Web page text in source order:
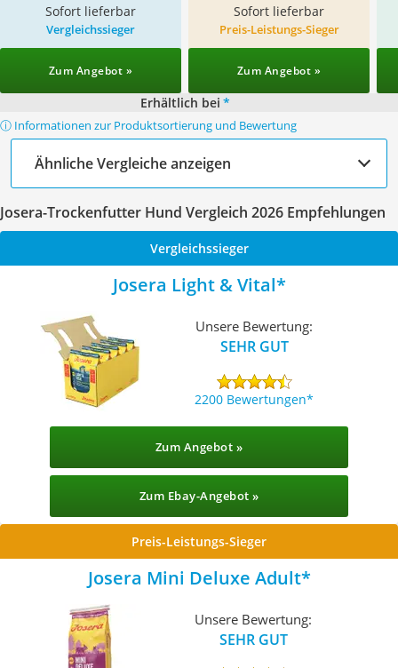
Sofort lieferbar Sofort lieferbar
Vergleichssieger
Zum Angebot »
Preis-Leistungs-Sieger
Zum Angebot »
Erhältlich bei *
ⓘ Informationen zur Produktsortierung und Bewertung
Ähnliche Vergleiche anzeigen
Josera-Trockenfutter Hund Vergleich 2026 Empfehlungen
Vergleichssieger
Josera Light & Vital
Unsere Bewertung:
SEHR GUT
2200 Bewertungen
Zum Angebot »
Zum Ebay-Angebot »
Preis-Leistungs-Sieger
Josera Mini Deluxe Adult
Unsere Bewertung:
SEHR GUT